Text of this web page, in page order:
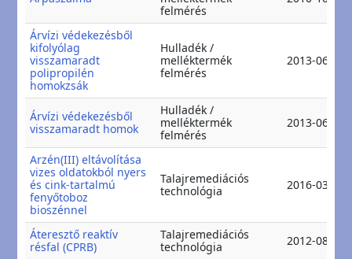
felmérés
Árvízi védekezésből
kifolyólag
visszamaradt
polipropilén
homokzsák
Hulladék /
melléktermék
felmérés
2013-06-12
Árvízi védekezésből
visszamaradt homok
Hulladék /
melléktermék
felmérés
2013-06-12
Arzén(III) eltávolítása
vizes oldatokból nyers
és cink-tartalmú
fenyőtoboz
bioszénnel
Talajremediációs
technológia
2016-03-12
Áteresztő reaktív
résfal (CPRB)
Talajremediációs
technológia
2012-08-25